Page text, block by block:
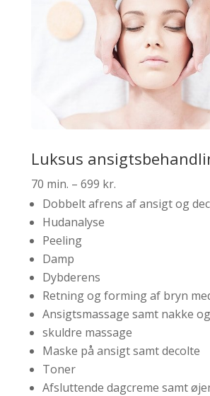
Luksus
70 min. – 699 kr.
Dobbelt afrens af ansigt og
Hudanalyse
Peeling
Damp
Dybderens
Retning og forming af bryn
Ansigtsmassage samt nakke og
skuldre massage
Maske på ansigt samt decolte
Toner
Afsluttende dagcreme samt